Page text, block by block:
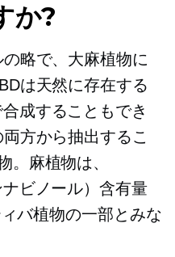
か?
略で、大麻植物に
は天然に存在する
成することもでき
方から抽出するこ
。麻植物は、
ビノール）含有量
バ植物の一部とみな